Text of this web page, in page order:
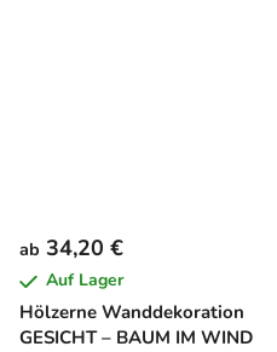
Hölzerne Wanddekoration
GESICHT – BAUM IM WIND
ab 34,20 €
Auf Lager